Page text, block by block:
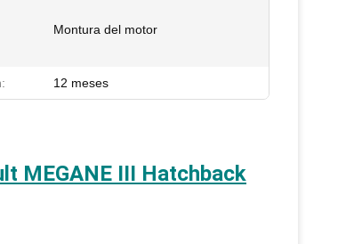
Montura del motor
12 meses
MEGANE III Hatchback